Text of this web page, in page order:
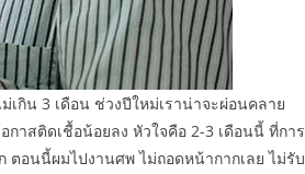
เกิน 3 เดือน ช่วงปีใหม่เราน่าจะผ่อนคลาย
าสติดเชื้อน้อยลง หัวใจคือ 2-3 เดือนนี้ ที่การ
อนนี้ผมไปงานศพ ไม่ถอดหน้ากากเลย ไม่รับ